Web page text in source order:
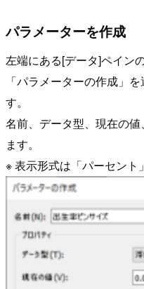
パラメーターを作成
左端にある[データ]ペイン
「パラメーターの作成」
す。
名前、データ型、現在の
ます。
※ 表示形式は「パーセント